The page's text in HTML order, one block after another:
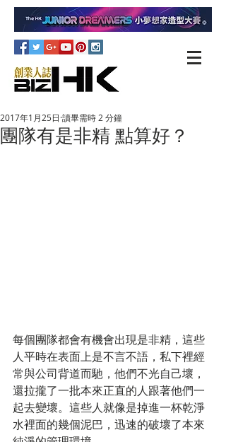
團隊有是非精 點算好？
2017年1月25日 讀畢需時 2 分鐘
每個團隊都會有機會出現是非精，這些
人平時在表面上是不言不語，私下裡經
常與公司背道而馳，他們不光自己壞，
還拉攏了一批本來正直的人跟著他們一
起去變壞。這些人就像是掉進一杯乾淨
水裡面的幾個泥巴，迅速的破壞了本來